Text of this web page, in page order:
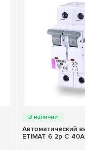
Автоматический
ETIMAT 6 2p С